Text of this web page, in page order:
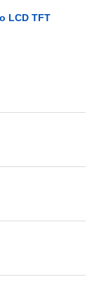
LCD TFT